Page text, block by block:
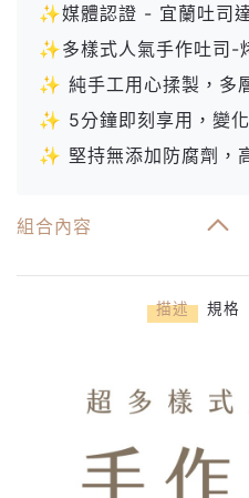
✨媒體認證 - 宜蘭吐司
✨多樣式人氣手作吐司-
✨ 純手工用心揉製，多
✨ 5分鐘即刻享用，變
✨ 堅持無添加防腐劑，
組合內容
描述 規格